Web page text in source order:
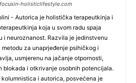
holisticlifestyle.com
- Autorica je holistička terapeutkinja i
koja u svom radu spaja
i neuroznanost. Razvila je jedinstvenu
za unaprjeđenje psihičkog i
usmjerenu na jačanje otpornosti,
blokada i otkrivanje osobnih potencijala.
i autorica, posvećena je